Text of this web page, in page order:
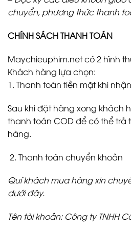
chuyển, phương thức thanh
CHÍNH SÁCH THANH TOÁN
Maychieuphim.net có 2 hình
Khách hàng lựa chọn:
1. Thanh toán tiền mặt khi
Sau khi đặt hàng xong khách
thanh toán COD để có thể trả
hàng.
Thanh toán chuyển khoản
Quí khách mua hàng xin
dưới đây.
Tên tài khoản: Công ty TNHH